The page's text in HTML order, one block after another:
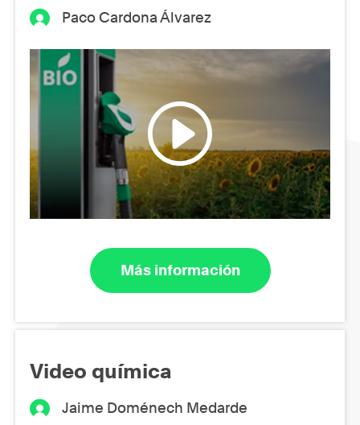
Paco Cardona Álvarez
Más información
Video química
Jaime Doménech Medarde